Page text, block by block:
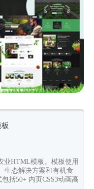
业HTML模板。模板使用
生态解决方案和有机食
括50+ 内页CSS3动画高